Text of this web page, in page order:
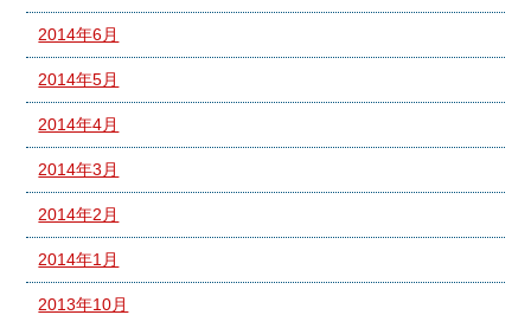
2014年6月
2014年5月
2014年4月
2014年3月
2014年2月
2014年1月
2013年10月